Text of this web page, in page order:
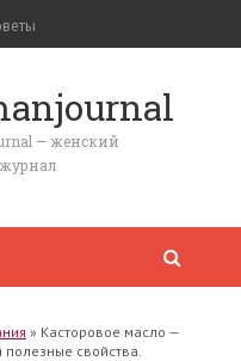
— женский
» Касторовое масло —
свойства.